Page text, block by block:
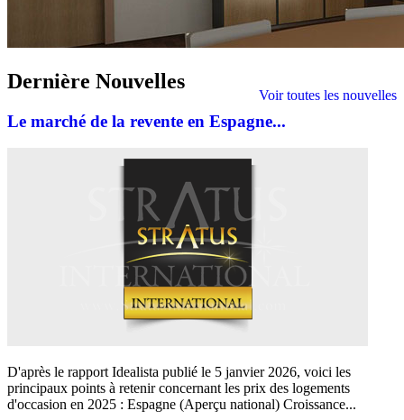
Voir toutes les nouvelles
Dernière Nouvelles
Le marché de la revente en Espagne...
D'après le rapport Idealista publié le 5 janvier 2026, voici les
principaux points à retenir concernant les prix des logements
d'occasion en 2025 : Espagne (Aperçu national) Croissance...